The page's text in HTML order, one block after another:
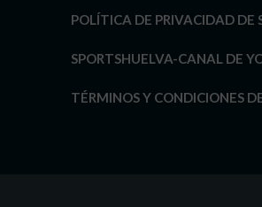
POLÍTICA DE PRIVACIDAD DE
SPORTSHUELVA-CANAL DE
TÉRMINOS Y CONDICIONES